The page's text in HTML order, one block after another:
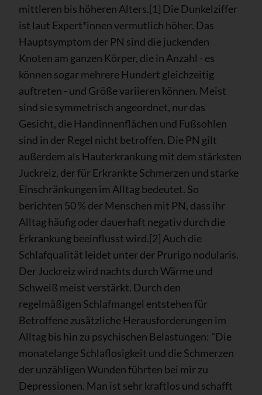
mittleren bis höheren Alters.[1] Die Dunkelziffer
ist laut Expert*innen vermutlich höher. Das
Hauptsymptom der PN sind die juckenden
Knoten am ganzen Körper, die in Anzahl - es
können sogar mehrere Hundert gleichzeitig
auftreten - und Größe variieren können. Meist
sind sie symmetrisch angeordnet, nur das
Gesicht, die Handinnenflächen und Fußsohlen
sind in der Regel nicht betroffen. Die PN gilt
außerdem als Hauterkrankung mit dem stärksten
Juckreiz, der für Erkrankte Schmerzen und starke
Einschränkungen im Alltag bedeutet. So
berichten 50 % der Menschen mit PN, dass ihr
Alltag häufig oder dauerhaft negativ durch die
Erkrankung beeinflusst wird.[2] Auch die
Schlafqualität leidet unter der Prurigo nodularis.
Der Juckreiz wird nachts durch Wärme und
Schweiß meist verstärkt. Durch den
regelmäßigen Schlafmangel entstehen für
Betroffene zusätzliche Herausforderungen im
Alltag bis hin zu psychischen Belastungen: "Die
monatelange Schlaflosigkeit und die Schmerzen
der unzähligen Wunden führten bei mir zu
Depressionen. Man ist sehr kraftlos und schafft